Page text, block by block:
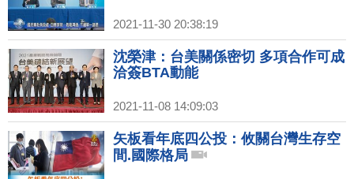
2021-11-30 20:38:19
沈榮津：台美關係密切 多項合作可成
洽簽BTA動能
2021-11-08 14:09:03
矢板看年底四公投：攸關台灣生存空
間.國際格局